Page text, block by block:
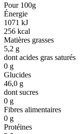
Pour 100g
Énergie
1071 kJ
256 kcal
Matières grasses
5,2 g
dont acides gras saturés
0 g
Glucides
46,0 g
dont sucres
0 g
Fibres alimentaires
0 g
Protéines